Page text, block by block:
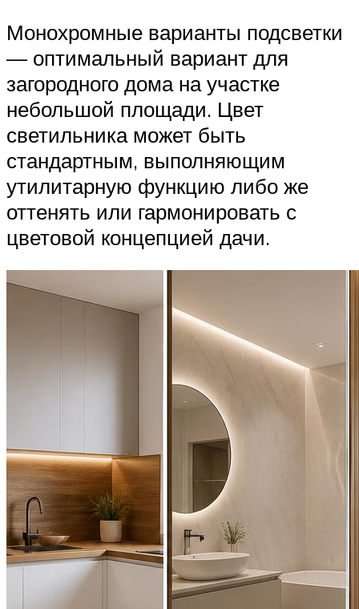
Монохромные варианты подсветки
— оптимальный вариант для
загородного дома на участке
небольшой площади. Цвет
светильника может быть
стандартным, выполняющим
утилитарную функцию либо же
оттенять или гармонировать с
цветовой концепцией дачи.